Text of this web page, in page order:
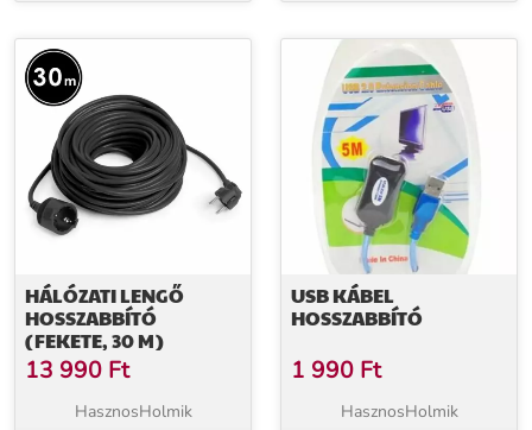
HÁLÓZATI LENGŐ
HOSSZABBÍTÓ
(FEKETE, 30 M)
13 990 Ft
HasznosHolmik
USB KÁBEL
HOSSZABBÍTÓ
1 990 Ft
HasznosHolmik